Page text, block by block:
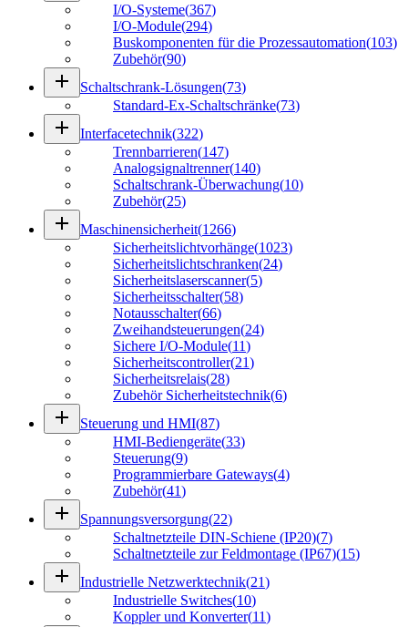
I/O-Systeme(367)
I/O-Module(294)
Buskomponenten für die Prozessautomation(103)
Zubehör(90)
add Schaltschrank-Lösungen(73)
Standard-Ex-Schaltschränke(73)
add Interfacetechnik(322)
Trennbarrieren(147)
Analogsignaltrenner(140)
Schaltschrank-Überwachung(10)
Zubehör(25)
add Maschinensicherheit(1266)
Sicherheitslichtvorhänge(1023)
Sicherheitslichtschranken(24)
Sicherheitslaserscanner(5)
Sicherheitsschalter(58)
Notausschalter(66)
Zweihandsteuerungen(24)
Sichere I/O-Module(11)
Sicherheitscontroller(21)
Sicherheitsrelais(28)
Zubehör Sicherheitstechnik(6)
add Steuerung und HMI(87)
HMI-Bediengeräte(33)
Steuerung(9)
Programmierbare Gateways(4)
Zubehör(41)
add Spannungsversorgung(22)
Schaltnetzteile DIN-Schiene (IP20)(7)
Schaltnetzteile zur Feldmontage (IP67)(15)
add Industrielle Netzwerktechnik(21)
Industrielle Switches(10)
Koppler und Konverter(11)